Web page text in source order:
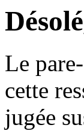
Le
cette
jugée